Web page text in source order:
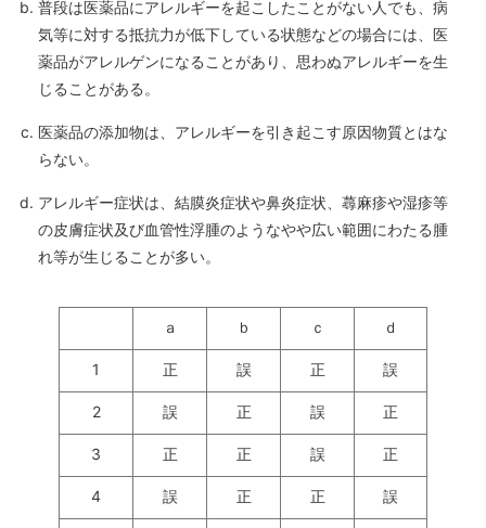
普段は医薬品にアレルギーを起こしたことがない人でも、病
気等に対する抵抗力が低下している状態などの場合には、医
薬品がアレルゲンになることがあり、思わぬアレルギーを生
じることがある。
医薬品の添加物は、アレルギーを引き起こす原因物質とはな
らない。
アレルギー症状は、結膜炎症状や鼻炎症状、蕁麻疹や湿疹等
の皮膚症状及び血管性浮腫のようなやや広い範囲にわたる腫
れ等が生じることが多い。
ａ ｂ ｃ ｄ
1 正 誤 正 誤
2 誤 正 誤 正
3 正 正 誤 正
4 誤 正 正 誤